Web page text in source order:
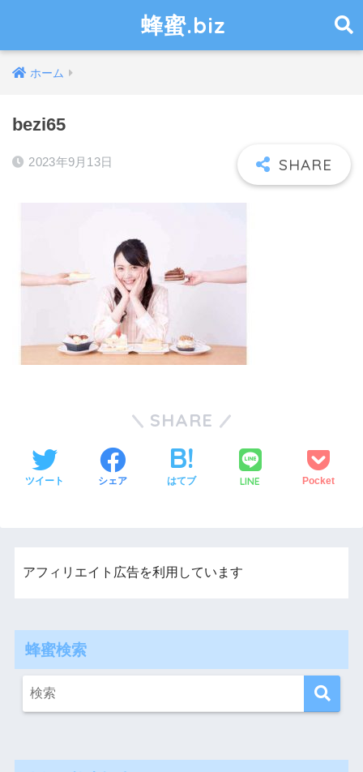
蜂蜜.biz
ホーム
bezi65
2023年9月13日
SHARE
ツイート シェア はてブ LINE Pocket
アフィリエイト広告を利用しています
蜂蜜検索